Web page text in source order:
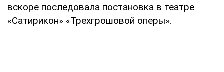
вскоре последовала постановка в театре
«Сатирикон» «Трехгрошовой оперы».